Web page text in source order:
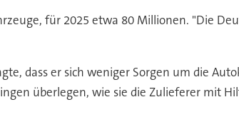
für 2025 etwa 80 Millionen. "Die
dass er sich weniger Sorgen um die
überlegen, wie sie die Zulieferer mit